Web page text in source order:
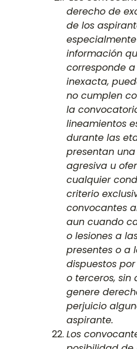
derecho de
de los
información
corresponde
inexacta,
no cumplen
la
lineamientos
durante las
presentan
agresiva u
cualquier
criterio
convocantes
aun cuando
o lesiones a
presentes o a
dispuestos
o terceros, sin
genere
perjuicio
aspirante.
Los